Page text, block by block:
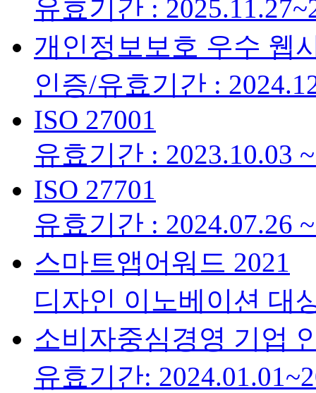
유효기간 :
개인정보보호 우수 웹
인증/유효기간 :
ISO 27001
유효기간 : 2023.10.03
ISO 27701
유효기간 : 2024.07.26
스마트앱어워드 2021
디자인 이노베이션 대
소비자중심경영 기업
유효기간: